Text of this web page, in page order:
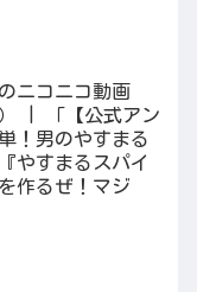
ニコニコ動画
） | 「【公式アン
！男のやすまる
やすまるスパイ
作るぜ！マジ